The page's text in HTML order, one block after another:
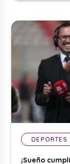
DEPORTES
¡Sueño